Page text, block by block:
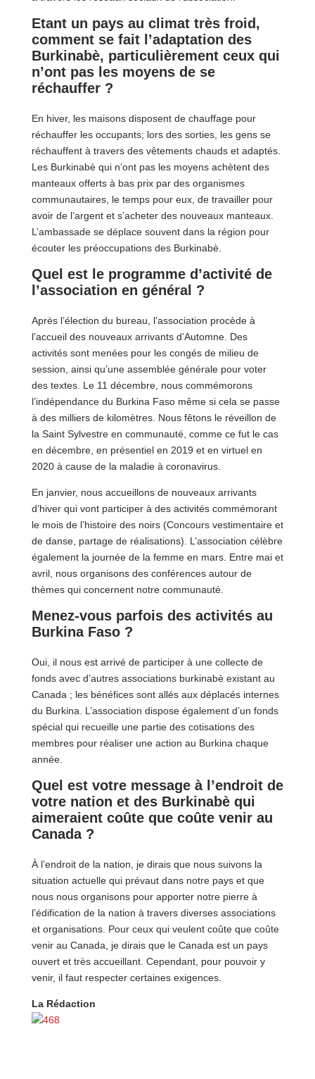
Etant un pays au climat très froid,
comment se fait l’adaptation des
Burkinabè, particulièrement ceux qui
n’ont pas les moyens de se
réchauffer ?
En hiver, les maisons disposent de chauffage pour
réchauffer les occupants; lors des sorties, les gens se
réchauffent à travers des vêtements chauds et adaptés.
Les Burkinabè qui n’ont pas les moyens achètent des
manteaux offerts à bas prix par des organismes
communautaires, le temps pour eux, de travailler pour
avoir de l’argent et s’acheter des nouveaux manteaux.
L’ambassade se déplace souvent dans la région pour
écouter les préoccupations des Burkinabè.
Quel est le programme d’activité de
l’association en général ?
Après l’élection du bureau, l’association procède à
l’accueil des nouveaux arrivants d’Automne. Des
activités sont menées pour les congés de milieu de
session, ainsi qu’une assemblée générale pour voter
des textes. Le 11 décembre, nous commémorons
l’indépendance du Burkina Faso même si cela se passe
à des milliers de kilomètres. Nous fêtons le réveillon de
la Saint Sylvestre en communauté, comme ce fut le cas
en décembre, en présentiel en 2019 et en virtuel en
2020 à cause de la maladie à coronavirus.
En janvier, nous accueillons de nouveaux arrivants
d’hiver qui vont participer à des activités commémorant
le mois de l’histoire des noirs (Concours vestimentaire et
de danse, partage de réalisations). L’association célèbre
également la journée de la femme en mars. Entre mai et
avril, nous organisons des conférences autour de
thèmes qui concernent notre communauté.
Menez-vous parfois des activités au
Burkina Faso ?
Oui, il nous est arrivé de participer à une collecte de
fonds avec d’autres associations burkinabè existant au
Canada ; les bénéfices sont allés aux déplacés internes
du Burkina. L’association dispose également d’un fonds
spécial qui recueille une partie des cotisations des
membres pour réaliser une action au Burkina chaque
année.
Quel est votre message à l’endroit de
votre nation et des Burkinabè qui
aimeraient coûte que coûte venir au
Canada ?
À l’endroit de la nation, je dirais que nous suivons la
situation actuelle qui prévaut dans notre pays et que
nous nous organisons pour apporter notre pierre à
l’édification de la nation à travers diverses associations
et organisations. Pour ceux qui veulent coûte que coûte
venir au Canada, je dirais que le Canada est un pays
ouvert et très accueillant. Cependant, pour pouvoir y
venir, il faut respecter certaines exigences.
La Rédaction